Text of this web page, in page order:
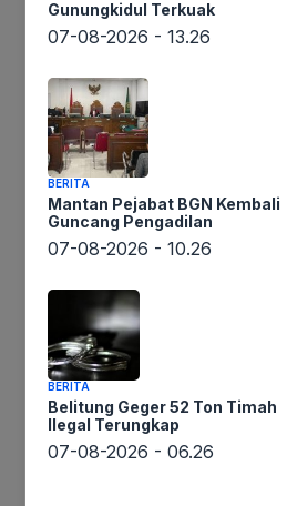
Happy
Tanpa
Worry
Pakai
Happy Tanpa
Gunungkidul Terkuak
07-08-2026 - 13.26
BERITA
Mantan Pejabat BGN Kembali
Guncang Pengadilan
07-08-2026 - 10.26
BERITA
Belitung Geger 52 Ton Timah
Ilegal Terungkap
07-08-2026 - 06.26